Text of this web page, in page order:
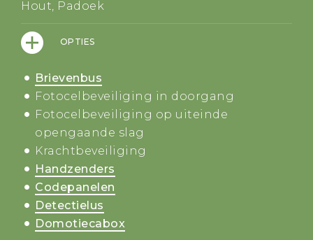
Hout, Padoek
OPTIES
Brievenbus
Fotocelbeveiliging in doorgang
Fotocelbeveiliging op uiteinde
opengaande slag
Krachtbeveiliging
Handzenders
Codepanelen
Detectielus
Domotiecabox